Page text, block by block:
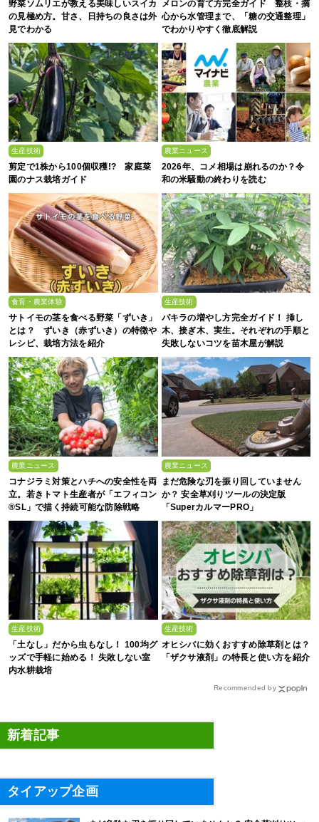
野菜ソムリエが教える美味しいスイカ
の見極め方。甘さ、日持ちの良さは外
見でわかる
メロンの育て方完全ガイド 整枝・摘
心から水管理まで、「糖の交通整理」
でわかりやすく徹底解説
生産技術
剪定で1株から100個収穫!? 家庭菜
園のナス栽培ガイド
農業ニュース
2026年、コメ相場は崩れるのか？令
和の米騒動の終わりを読む
食育・農業体験
サトイモの茎を食べる野菜「ずいき」
とは？ ずいき（赤ずいき）の特徴や
レシピ、栽培方法を紹介
生産技術
パキラの増やし方完全ガイド！ 挿し
木、接ぎ木、実生。それぞれの手順と
失敗しないコツを苗木屋が解説
農業ニュース
コナジラミ対策とハチへの安全性を両
立。若きトマト生産者が「エフィコン
®SL」で描く持続可能な防除戦略
農業ニュース
まだ危険な刃を振り回していません
か？ 安全草刈りツールの決定版
「SuperカルマーPRO」
生産技術
「土なし」だから虫もなし！ 100均グ
ッズで手軽に始める！ 失敗しない室
内水耕栽培
生産技術
オヒシバに効くおすすめ除草剤とは？
「ザクサ液剤」の特長と使い方を紹介
Recommended by
新着記事
タイアップ企画